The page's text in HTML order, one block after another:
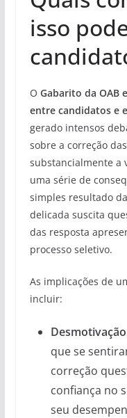
isso
O Gabarito da OAB
entre candidatos e
gerado intensos
sobre a correção
substancialmente a
uma série de
simples resultado
delicada suscita
das resposta
processo seletivo.
As implicações de
incluir:
que se
correção
confiança no
seu